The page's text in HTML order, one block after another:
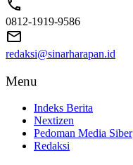
0812-1919-9586
redaksi@sinarharapan.id
Menu
Indeks Berita
Nextizen
Pedoman Media Siber
Redaksi